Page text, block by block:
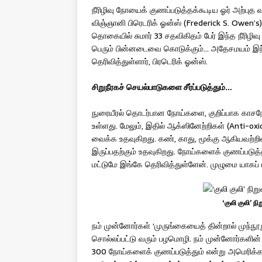
நீரிழிவு நோயைக் குணப்படுத்தக்கூடிய ஓர்
விஞ்ஞானி பிரெடரிக் ஓன்ஸ் (Frederick S.
தொகையில் சுமார் 33 சதவிகிதம் பேர் இந்த
பெரும் பின்னடைவை கொடுக்கும்… அதேசமயம்
தெரிவித்துள்ளார், பிரடெரிக் ஓன்ஸ்.
சிறுநீரகச் செயல்பாடுகளை சீர்ப்படுத்தும்…
நுரையீரல் தொடர்பான நோய்களை, குறிப்பாக
உள்ளது. மேலும், இதில் ஆக்ஸினேற்றிகள் (Anti-
வைக்க உதவுகிறது. கண், காது, மூக்கு
இருப்பதற்கும் உதவுகிறது. நோய்களைக்
மட்டுமே இங்கே தெரிவித்துள்ளேன். முழுமை
‘குலி
நம் முன்னோர்கள் ‘முருங்கையைத் தின்றால்
சொல்லப்பட்டு வரும் பழமொழி. நம் முன்னோர்களின்
300 நோய்களைக் குணப்படுத்தும் என்று அமெரிக்க